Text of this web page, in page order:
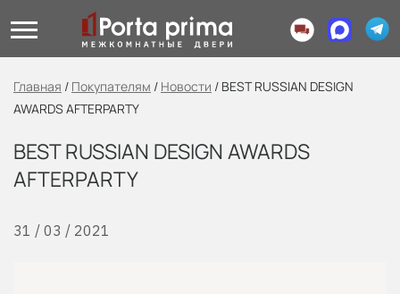
Главная / Покупателям / Новости / BEST RUSSIAN DESIGN
AWARDS AFTERPARTY
BEST RUSSIAN DESIGN AWARDS
AFTERPARTY
31 / 03 / 2021